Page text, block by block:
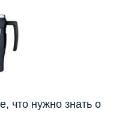
что нужно знать о